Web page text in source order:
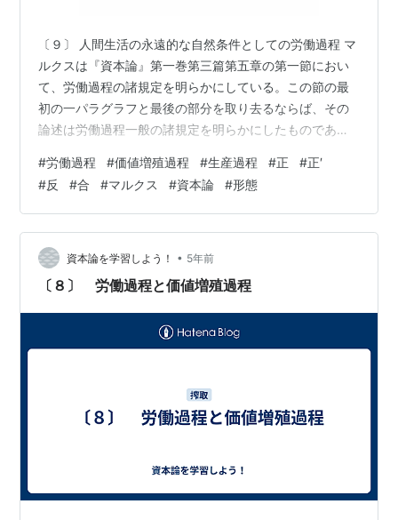
〔９〕 人間生活の永遠的な自然条件としての労働過程 マ
ルクスは『資本論』第一巻第三篇第五章の第一節におい
て、労働過程の諸規定を明らかにしている。この節の最
初の一パラグラフと最後の部分を取り去るならば、その
論述は労働過程一般の諸規定を明らかにしたものであ
定性を捨象してつかみとられるところの労働過程の本質
形態・つまり人間社会の本質形態における労働過程・の
諸規定がここで論じられているのである。 さらには、次
のようにいえる。 資本の直接的生産過程から歴史的＝階
級的な規定性を捨象する。こうすることによって、人間
社会の本質形態における社会的生産過程、すな…
#労働過程 #価値増殖過程 #生産過程 #正 #正′
#反 #合 #マルクス #資本論 #形態
資本論を学習しよう！ • 5年前
〔８〕 労働過程と価値増殖過程